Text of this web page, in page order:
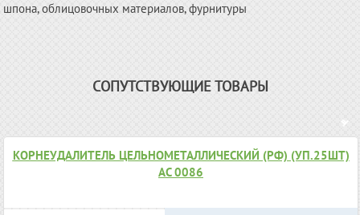
шпона, облицовочных материалов, фурнитуры
СОПУТСТВУЮЩИЕ ТОВАРЫ
КОРНЕУДАЛИТЕЛЬ ЦЕЛЬНОМЕТАЛЛИЧЕСКИЙ (РФ) (УП.25ШТ)
АС 0086